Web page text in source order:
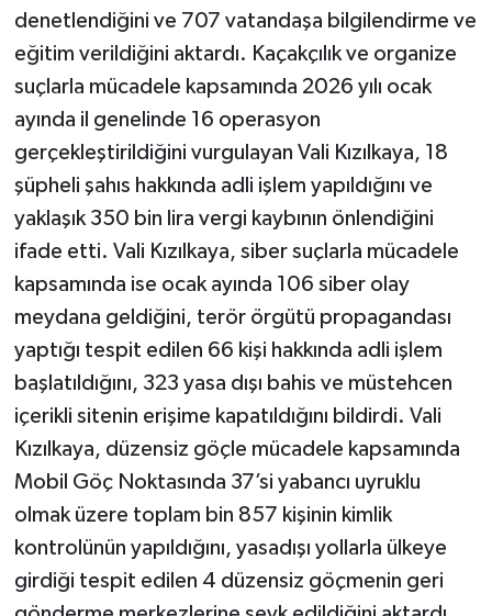
denetlendiğini ve 707 vatandaşa bilgilendirme ve
eğitim verildiğini aktardı. Kaçakçılık ve organize
suçlarla mücadele kapsamında 2026 yılı ocak
ayında il genelinde 16 operasyon
gerçekleştirildiğini vurgulayan Vali Kızılkaya, 18
şüpheli şahıs hakkında adli işlem yapıldığını ve
yaklaşık 350 bin lira vergi kaybının önlendiğini
ifade etti. Vali Kızılkaya, siber suçlarla mücadele
kapsamında ise ocak ayında 106 siber olay
meydana geldiğini, terör örgütü propagandası
yaptığı tespit edilen 66 kişi hakkında adli işlem
başlatıldığını, 323 yasa dışı bahis ve müstehcen
içerikli sitenin erişime kapatıldığını bildirdi. Vali
Kızılkaya, düzensiz göçle mücadele kapsamında
Mobil Göç Noktasında 37’si yabancı uyruklu
olmak üzere toplam bin 857 kişinin kimlik
kontrolünün yapıldığını, yasadışı yollarla ülkeye
girdiği tespit edilen 4 düzensiz göçmenin geri